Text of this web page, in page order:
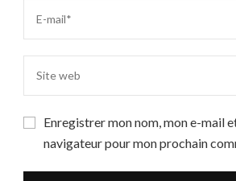
Enregistrer mon nom, mon e-mail
navigateur pour mon prochain